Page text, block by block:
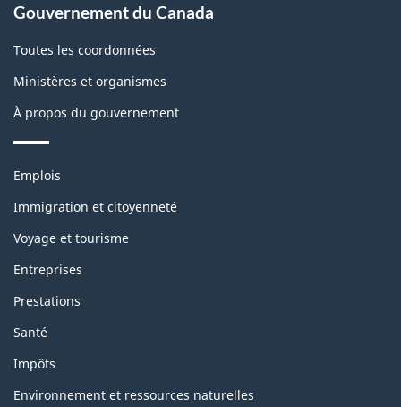
propos
de
ce
Gouvernement du Canada
Toutes les coordonnées
Ministères et organismes
À propos du gouvernement
Thèmes
sujets
Emplois
Immigration et citoyenneté
Voyage et tourisme
Entreprises
Prestations
Santé
Impôts
Environnement et ressources naturelles